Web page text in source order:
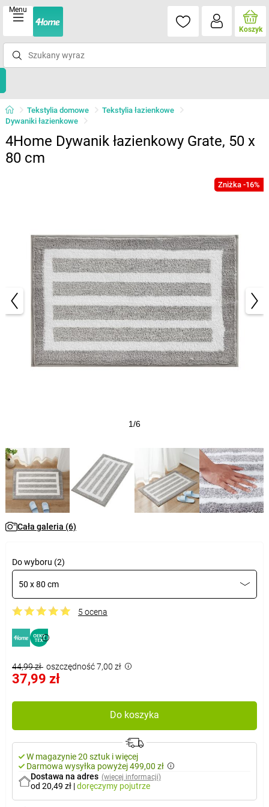
Menu
Koszyk
Tekstylia domowe
Tekstylia łazienkowe
Dywaniki łazienkowe
4Home Dywanik łazienkowy Grate, 50 x
80 cm
Zniżka -16%
1/6
Cała galeria (6)
Do wyboru (2)
50 x 80 cm
5 ocena
44,99 zł oszczędność 7,00 zł
37,99 zł
Do koszyka
W magazynie 20 sztuk i więcej
Darmowa wysyłka powyżej 499,00 zł
Dostawa na adres (więcej informacji)
od 20,49 zł |doręczymy pojutrze